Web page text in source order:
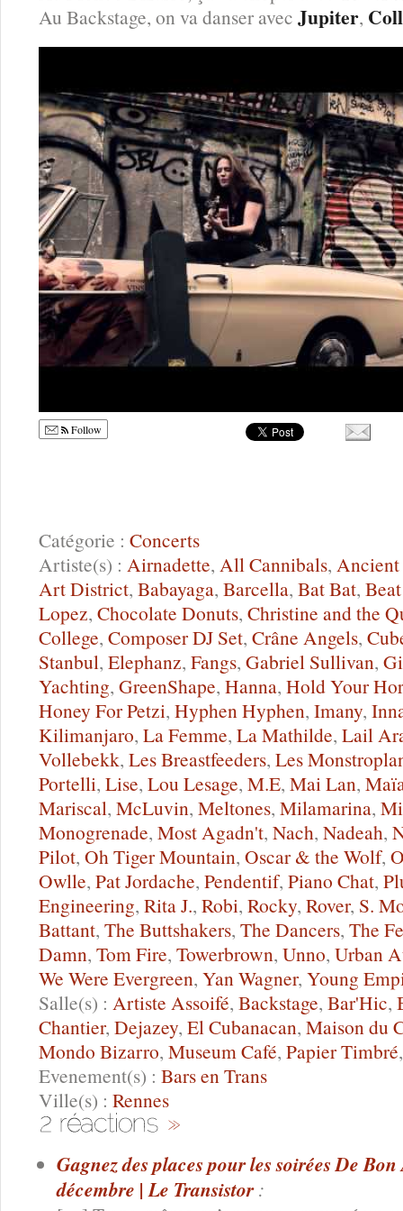
Au Backstage, on va danser avec Jupiter,
Follow
Catégorie : Concerts
Artiste(s) : Airnadette, All Cannibals,
Art District, Babayaga, Barcella, Bat Bat,
Lopez, Chocolate Donuts, Christine and the
College, Composer DJ Set, Crâne Angels,
Stanbul, Elephanz, Fangs, Gabriel Sullivan,
Yachting, GreenShape, Hanna, Hold Your
Honey For Petzi, Hyphen Hyphen, Imany,
Kilimanjaro, La Femme, La Mathilde, Lail
Vollebekk, Les Breastfeeders, Les
Portelli, Lise, Lou Lesage, M.E, Mai Lan,
Mariscal, McLuvin, Meltones, Milamarina,
Monogrenade, Most Agadn't, Nach, Nadeah,
Pilot, Oh Tiger Mountain, Oscar & the Wolf,
Owlle, Pat Jordache, Pendentif, Piano Chat,
Engineering, Rita J., Robi, Rocky, Rover, S.
Battant, The Buttshakers, The Dancers, The
Damn, Tom Fire, Towerbrown, Unno, Urban
We Were Evergreen, Yan Wagner, Young
Salle(s) : Artiste Assoifé, Backstage, Bar'Hic,
Chantier, Dejazey, El Cubanacan, Maison du
Mondo Bizarro, Museum Café, Papier Timbré
Evenement(s) : Bars en Trans
Ville(s) : Rennes
Gagnez des places pour les soirées De
décembre | Le Transistor :